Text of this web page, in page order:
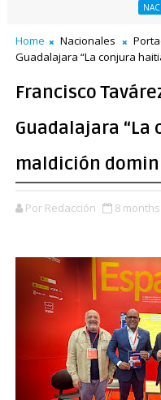
NACIONALES
a comerciantes afectados
Home Nacionales
Guadalajara “La conjura
Francisco
Guadalajara
maldición
Por Redacción 8